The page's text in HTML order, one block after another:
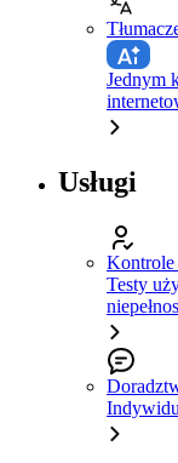
Jednym
Usługi
Kontrole
Testy